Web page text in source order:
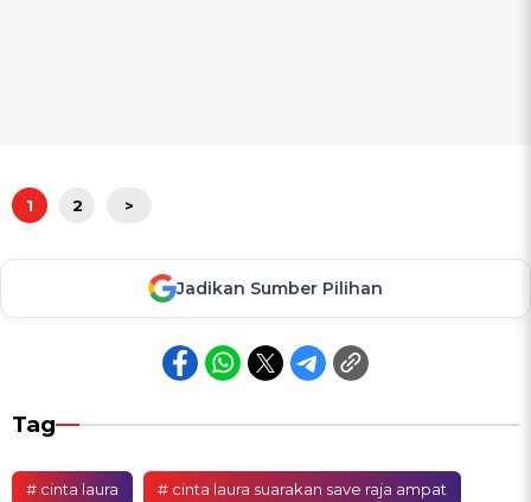
1 2 >
Jadikan Sumber Pilihan
Tag
# cinta laura # cinta laura suarakan save raja ampat